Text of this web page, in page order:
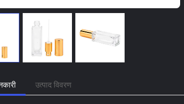
उत्पाद विवरण